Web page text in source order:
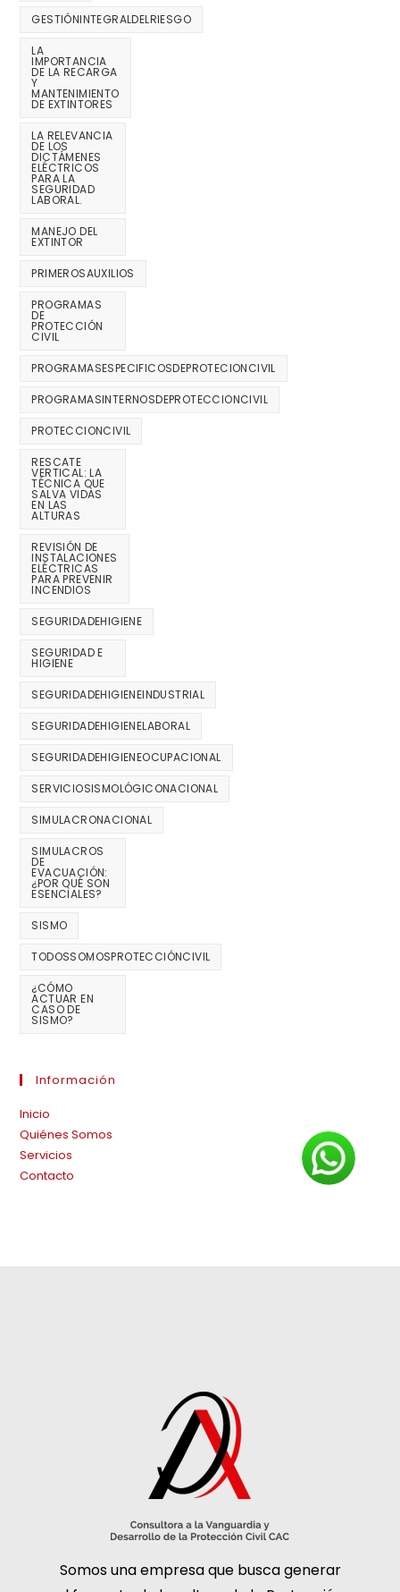
GESTIÓNINTEGRALDELRIESGO
LA
IMPORTANCIA
DE LA RECARGA
Y
MANTENIMIENTO
DE EXTINTORES
LA RELEVANCIA
DE LOS
DICTÁMENES
ELÉCTRICOS
PARA LA
SEGURIDAD
LABORAL.
MANEJO DEL
EXTINTOR
PRIMEROSAUXILIOS
PROGRAMAS
DE
PROTECCIÓN
CIVIL
PROGRAMASESPECIFICOSDEPROTECIONCIVIL
PROGRAMASINTERNOSDEPROTECCIONCIVIL
PROTECCIONCIVIL
RESCATE
VERTICAL: LA
TÉCNICA QUE
SALVA VIDAS
EN LAS
ALTURAS
REVISIÓN DE
INSTALACIONES
ELÉCTRICAS
PARA PREVENIR
INCENDIOS
SEGURIDADEHIGIENE
SEGURIDAD E
HIGIENE
SEGURIDADEHIGIENEINDUSTRIAL
SEGURIDADEHIGIENELABORAL
SEGURIDADEHIGIENEOCUPACIONAL
SERVICIOSISMOLÓGICONACIONAL
SIMULACRONACIONAL
SIMULACROS
DE
EVACUACIÓN:
¿POR QUÉ SON
ESENCIALES?
SISMO
TODOSSOMOSPROTECCIÓNCIVIL
¿CÓMO
ACTUAR EN
CASO DE
SISMO?
Información
Inicio
Quiénes Somos
Servicios
Contacto
Somos una empresa que busca generar